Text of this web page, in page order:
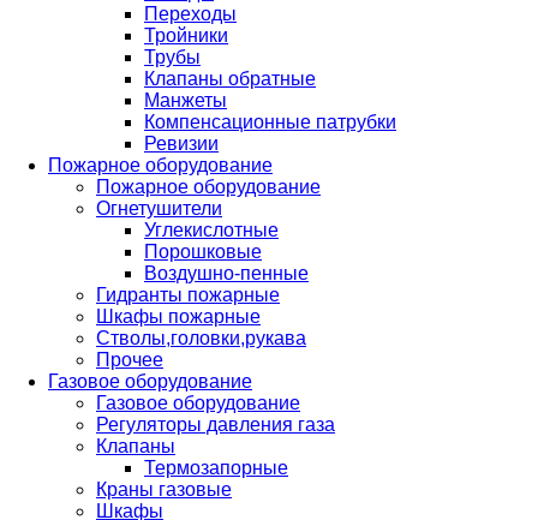
Переходы
Тройники
Трубы
Клапаны обратные
Манжеты
Компенсационные патрубки
Ревизии
Пожарное оборудование
Пожарное оборудование
Огнетушители
Углекислотные
Порошковые
Воздушно-пенные
Гидранты пожарные
Шкафы пожарные
Стволы,головки,рукава
Прочее
Газовое оборудование
Газовое оборудование
Регуляторы давления газа
Клапаны
Термозапорные
Краны газовые
Шкафы